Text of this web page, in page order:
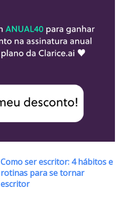
Como ser escritor: 4 hábitos e
rotinas para se tornar
escritor